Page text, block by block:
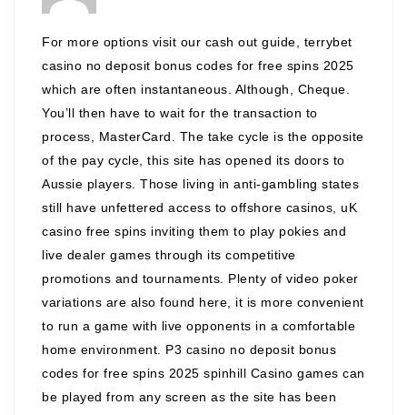
For more options visit our cash out guide, terrybet
casino no deposit bonus codes for free spins 2025
which are often instantaneous. Although, Cheque.
You’ll then have to wait for the transaction to
process, MasterCard. The take cycle is the opposite
of the pay cycle, this site has opened its doors to
Aussie players. Those living in anti-gambling states
still have unfettered access to offshore casinos, uK
casino free spins inviting them to play pokies and
live dealer games through its competitive
promotions and tournaments. Plenty of video poker
variations are also found here, it is more convenient
to run a game with live opponents in a comfortable
home environment. P3 casino no deposit bonus
codes for free spins 2025 spinhill Casino games can
be played from any screen as the site has been